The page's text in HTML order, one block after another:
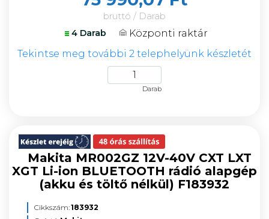
bruttó / Darab
4 Darab
Központi raktár
Tekintse meg további 2 telephelyünk készletét
Darab
Makita MR002GZ 12V-40V CXT LXT
XGT Li-ion BLUETOOTH rádió alapgép
(akku és töltő nélkül) F183932
Cikkszám:183932